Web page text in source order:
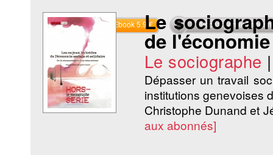
Commander l'Ebook 5.9 € Téléchargement
Le
de
Le sociographe
Dépasser un travail
institutions genevoises
Christophe Dunand et
aux abonnés]